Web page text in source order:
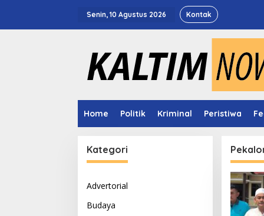
Senin, 10 Agustus 2026 Kontak
Home Politik Kriminal Peristiwa
Kategori
Advertorial
Budaya